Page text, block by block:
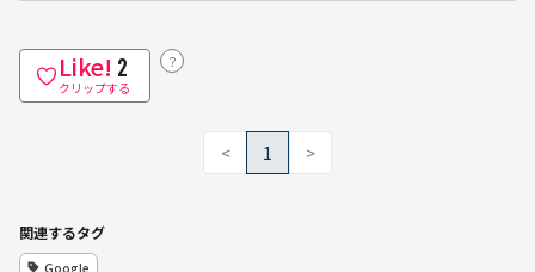
Like! 2
クリップする
？
< 1 >
関連するタグ
Google